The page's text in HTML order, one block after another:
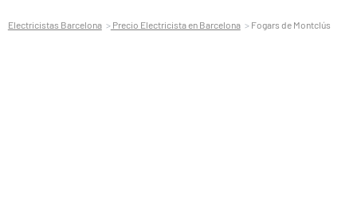
Electricistas Barcelona Precio Electricista en Barcelona Fogars de Montclús